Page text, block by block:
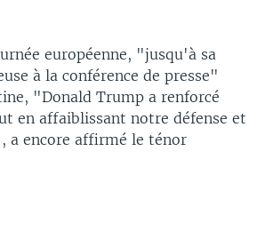
européenne, "jusqu'à sa
à la conférence de presse"
"Donald Trump a renforcé
en affaiblissant notre défense et
a encore affirmé le ténor